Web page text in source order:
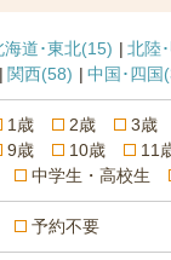
海道･東北(15) 北陸
関西(58) 中国･四国
1歳 2歳 3歳
9歳 10歳 11
中学生・高校生
予約不要